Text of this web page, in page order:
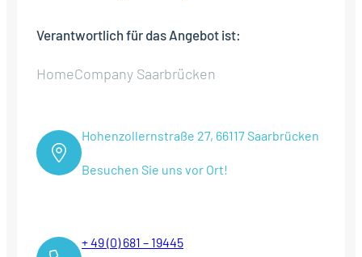
Verantwortlich für das Angebot ist:
HomeCompany Saarbrücken
Hohenzollernstraße 27, 66117 Saarbrücken
Besuchen Sie uns vor Ort!
+ 49 (0) 681 – 19445